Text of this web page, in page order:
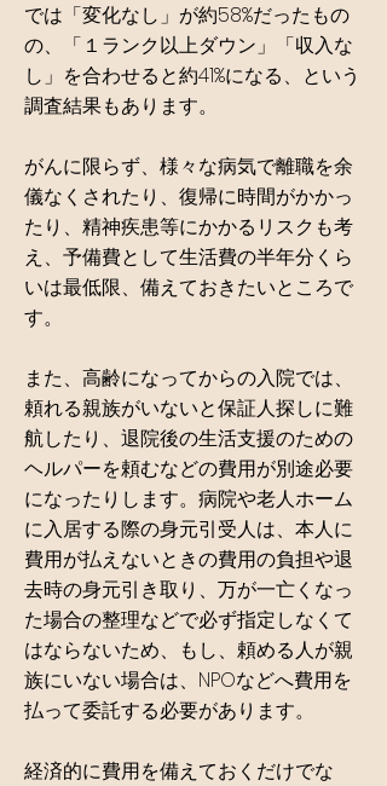
では「変化なし」が約58%だったもの
の、「１ランク以上ダウン」「収入な
し」を合わせると約41%になる、という
調査結果もあります。
がんに限らず、様々な病気で離職を余
儀なくされたり、復帰に時間がかかっ
たり、精神疾患等にかかるリスクも考
え、予備費として生活費の半年分くら
いは最低限、備えておきたいところで
す。
また、高齢になってからの入院では、
頼れる親族がいないと保証人探しに難
航したり、退院後の生活支援のための
ヘルパーを頼むなどの費用が別途必要
になったりします。病院や老人ホーム
に入居する際の身元引受人は、本人に
費用が払えないときの費用の負担や退
去時の身元引き取り、万が一亡くなっ
た場合の整理などで必ず指定しなくて
はならないため、もし、頼める人が親
族にいない場合は、NPOなどへ費用を
払って委託する必要があります。
経済的に費用を備えておくだけでな